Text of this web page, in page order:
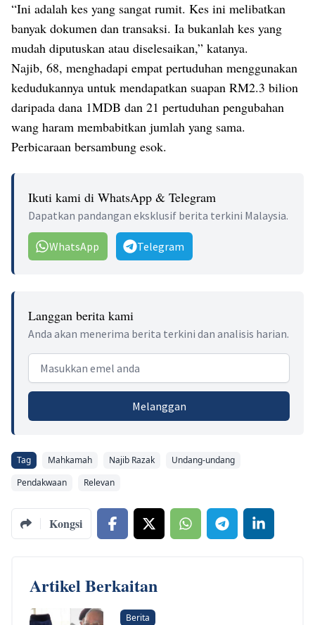
“Ini adalah kes yang sangat rumit. Kes ini melibatkan
banyak dokumen dan transaksi. Ia bukanlah kes yang
mudah diputuskan atau diselesaikan,” katanya.
Najib, 68, menghadapi empat pertuduhan menggunakan
kedudukannya untuk mendapatkan suapan RM2.3 bilion
daripada dana 1MDB dan 21 pertuduhan pengubahan
wang haram membabitkan jumlah yang sama.
Perbicaraan bersambung esok.
Ikuti kami di WhatsApp & Telegram
Dapatkan pandangan eksklusif berita terkini Malaysia.
WhatsApp Telegram
Langgan berita kami
Anda akan menerima berita terkini dan analisis harian.
Email address
Melanggan
Tag Mahkamah Najib Razak
Undang-undang
Pendakwaan
Relevan
Kongsi
Artikel Berkaitan
Berita